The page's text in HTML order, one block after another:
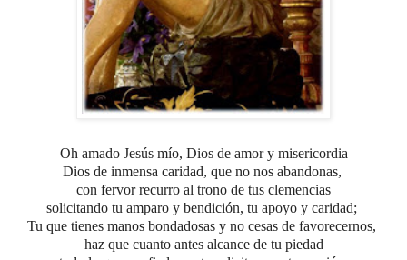
Oh amado Jesús mío, Dios de amor y misericordia
Dios de inmensa caridad, que no nos abandonas,
con fervor recurro al trono de tus clemencias
solicitando tu amparo y bendición, tu apoyo y caridad;
Tu que tienes manos bondadosas y no cesas de favorecernos,
haz que cuanto antes alcance de tu piedad